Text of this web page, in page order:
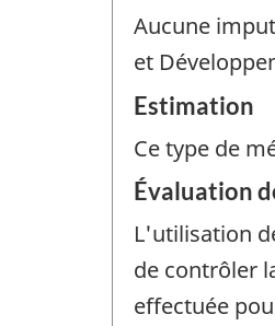
Aucune
et
Estimation
Ce type de
Évaluation
L'utilisation
de contrôler
effectuée